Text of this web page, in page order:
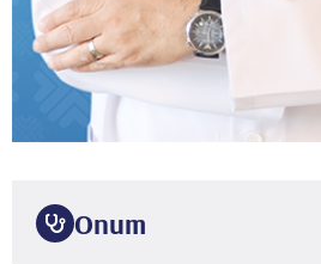
Опит